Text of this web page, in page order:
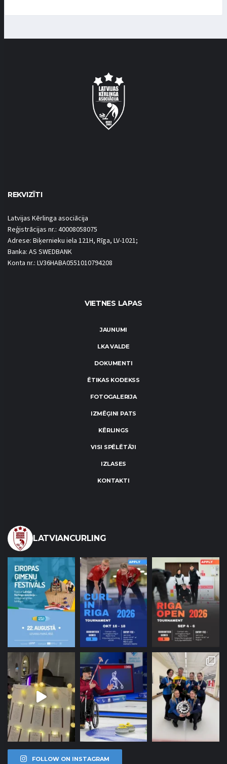
REKVIZĪTI
Latvijas Kērlinga asociācija
Reģistrācijas nr.: 40008058075
Adrese: Biķernieku iela 121H, Rīga, LV-1021;
Banka: AS SWEDBANK
Konta nr.: LV36HABA0551010794208
VIETNES LAPAS
JAUNUMI
LKA VALDE
DOKUMENTI
ĒTIKAS KODEKSS
FOTOGALERIJA
IZMĒĢINI PATS
KĒRLINGS
VISI SPĒLĒTĀJI
IZLASES
KONTAKTI
LATVIANCURLING
FOLLOW ON INSTAGRAM